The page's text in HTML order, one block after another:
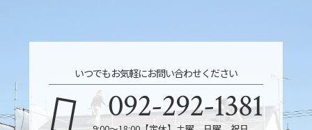
いつでもお気軽にお問い合わせください
092-292-1381